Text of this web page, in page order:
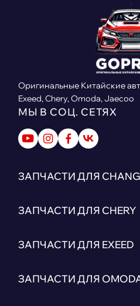
Оригинальные Китайские
Exeed, Chery, Omoda, Jaecoo
МЫ В СОЦ. СЕТЯХ
ЗАПЧАСТИ ДЛЯ
ЗАПЧАСТИ ДЛЯ CHERY
ЗАПЧАСТИ ДЛЯ EXEED
ЗАПЧАСТИ ДЛЯ